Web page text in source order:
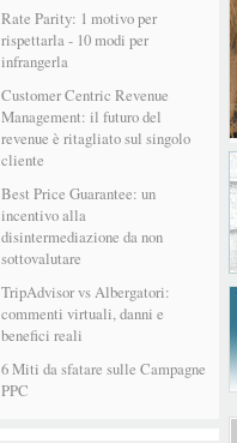
Rate Parity: 1 motivo per
rispettarla - 10 modi per
infrangerla
Customer Centric Revenue
Management: il futuro del
revenue è ritagliato sul singolo
cliente
Best Price Guarantee: un
incentivo alla
disintermediazione da non
sottovalutare
TripAdvisor vs Albergatori:
commenti virtuali, danni e
benefici reali
6 Miti da sfatare sulle Campagne
PPC